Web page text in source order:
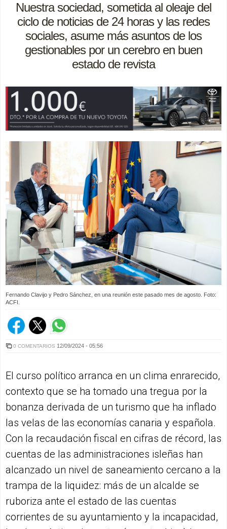
Nuestra sociedad, sometida al oleaje del
ciclo de noticias de 24 horas y las redes
sociales, asume más asuntos de los
gestionables por un cerebro en buen
estado de revista
Fernando Clavijo y Pedro Sánchez, en una reunión este pasado mes de agosto. Foto:
ACFI.
0 COMENTARIOS 12/09/2024 - 05:56
El curso político arranca en un clima enrarecido,
contexto que se ha tomado una tregua por la
bonanza derivada de un turismo que ha inflado
las velas de las economías canaria y española.
Con la recaudación fiscal en cifras de récord, las
cuentas de las administraciones isleñas han
alcanzado un nivel de saneamiento cercano a la
trampa de la liquidez: más de un alcalde se
ruboriza ante el estado de las cuentas
corrientes de su ayuntamiento y la incapacidad,